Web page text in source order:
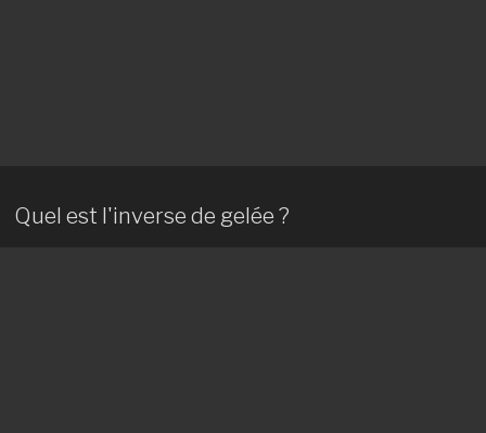
Quel est l'inverse de gelée ?